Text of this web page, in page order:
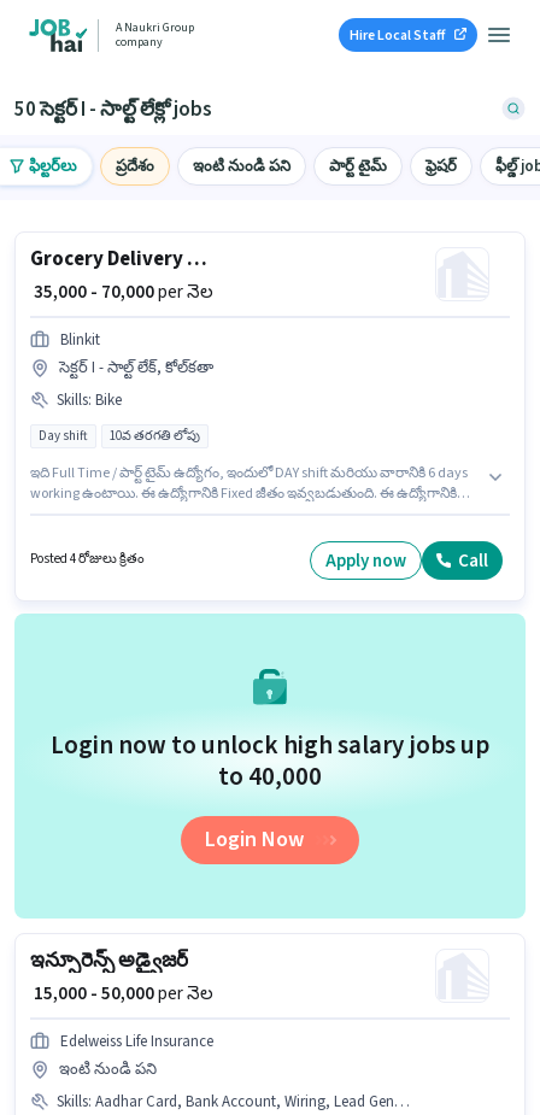
A Naukri Group
company
Hire Local Staff
50 సెక్టర్ I - సాల్ట్ లేక్లో jobs
ఫిల్టర్‌లు ప్రదేశం ఇంటి నుండి పని పార్ట్ టైమ్ ఫ్రెషర్ ఫీల్డ్
Grocery Delivery Boy
₹ 35,000 - 70,000per నెల
Blinkit
సెక్టర్ I - సాల్ట్ లేక్, కోల్‌కతా
Skills: Bike
Day shift 10వ తరగతి లోపు
ఇది Full Time / పార్ట్ టైమ్ ఉద్యోగం, ఇందులో DAY shift మరియు వారానికి 6 days
working ఉంటాయి. ఈ ఉద్యోగానికి Fixed జీతం ఇవ్వబడుతుంది. ఈ ఉద్యోగానికి
వారికి కోసం, నెల జీతం ₹70000 ఉంటుంది. ఈ ఉద్యోగానికి Bike కలిగి ఉండటం
Posted 4 రోజులు క్రితం Apply now Call
Login now to unlock high salary jobs up
to ₹40,000
Login Now
ఇన్సూరెన్స్ అడ్వైజర్
₹ 15,000 - 50,000per నెల
Edelweiss Life Insurance
ఇంటి నుండి పని
Skills: Aadhar Card, Bank Account, Wiring, Lead Generation, Smartphone, PAN Card